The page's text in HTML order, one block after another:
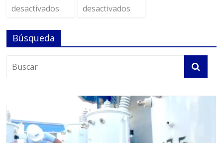
desactivados
desactivados
Búsqueda